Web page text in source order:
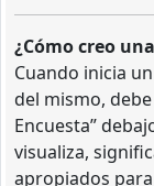
¿Cómo creo
Cuando inicia
del mismo,
Encuesta”
visualiza,
apropiados